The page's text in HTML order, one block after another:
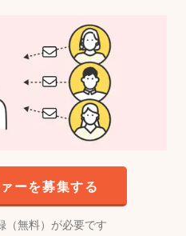
ーを募集する
（無料）が必要です